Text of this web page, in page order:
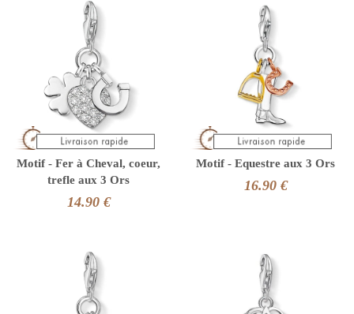
Motif - Fer à Cheval, coeur,
trefle aux 3 Ors
14.90 €
Motif - Equestre aux 3 Ors
16.90 €